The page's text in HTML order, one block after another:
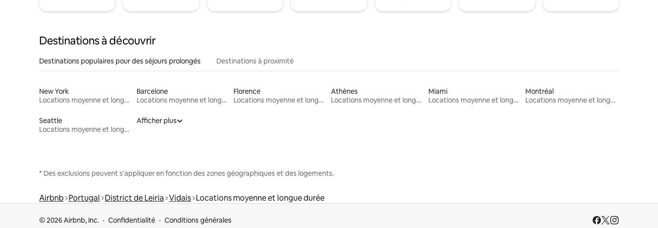
Destinations à découvrir
Destinations populaires pour des séjours prolongés Destinations à proximité
New York
Locations moyenne et longue durée
Barcelone
Locations moyenne et longue durée
Florence
Locations moyenne et longue durée
Athènes
Locations moyenne et longue durée
Miami
Locations moyenne et longue durée
Montréal
Locations moyenne et longue durée
Seattle
Locations moyenne et longue durée
Afficher plus
* Des exclusions peuvent s'appliquer en fonction des zones géographiques et des logements.
Airbnb Portugal District de Leiria Vidais Locations moyenne et longue durée
© 2026 Airbnb, Inc. Confidentialité Conditions générales